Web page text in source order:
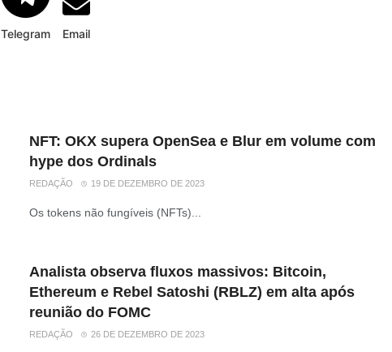
Telegram Email
NFT: OKX supera OpenSea e Blur em volume com
hype dos Ordinals
REDAÇÃO 19 DE DEZEMBRO DE 2023
Os tokens não fungíveis (NFTs)...
Analista observa fluxos massivos: Bitcoin,
Ethereum e Rebel Satoshi (RBLZ) em alta após
reunião do FOMC
REDAÇÃO 26 DE DEZEMBRO DE 2023